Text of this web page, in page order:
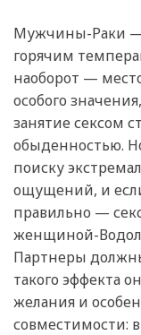
Мужчины-Раки —
горячим
наоборот —
особого
занятие сексом
обыденностью.
поиску
ощущений, и если
правильно —
женщиной-
Партнеры
такого эффекта
желания и
совместимости: